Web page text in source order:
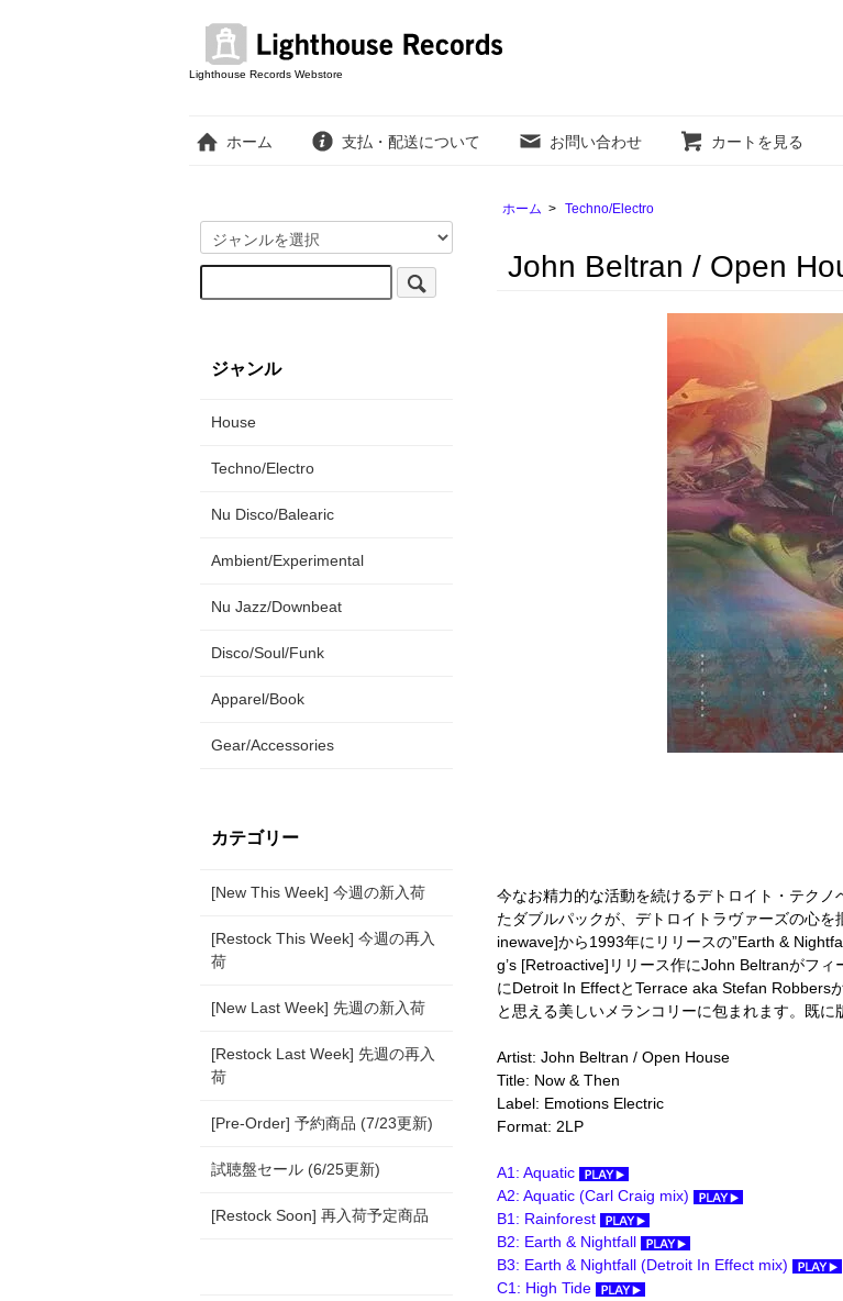
Lighthouse Records Webstore
ホーム 支払・配送について お問い合わせ カートを見る
ホーム > Techno/Electro
John Beltran / Open
今なお精力的な活動を続けるデトロイト・テク
たダブルパックが、デトロイトラヴァーズの心
inewave]から1993年にリリースの”Earth &
g’s [Retroactive]リリース作にJohn Beltranがフ
にDetroit In EffectとTerrace aka Stefan Robbers
と思える美しいメランコリーに包まれます。既
Artist: John Beltran / Open House
Title: Now & Then
Label: Emotions Electric
Format: 2LP
A1: Aquatic
A2: Aquatic (Carl Craig mix)
B1: Rainforest
B2: Earth & Nightfall
B3: Earth & Nightfall (Detroit In Effect mix)
C1: High Tide
ジャンル
House
Techno/Electro
Nu Disco/Balearic
Ambient/Experimental
Nu Jazz/Downbeat
Disco/Soul/Funk
Apparel/Book
Gear/Accessories
カテゴリー
[New This Week] 今週の新入荷
[Restock This Week] 今週の再入
荷
[New Last Week] 先週の新入荷
[Restock Last Week] 先週の再入
荷
[Pre-Order] 予約商品 (7/23更新)
試聴盤セール (6/25更新)
[Restock Soon] 再入荷予定商品